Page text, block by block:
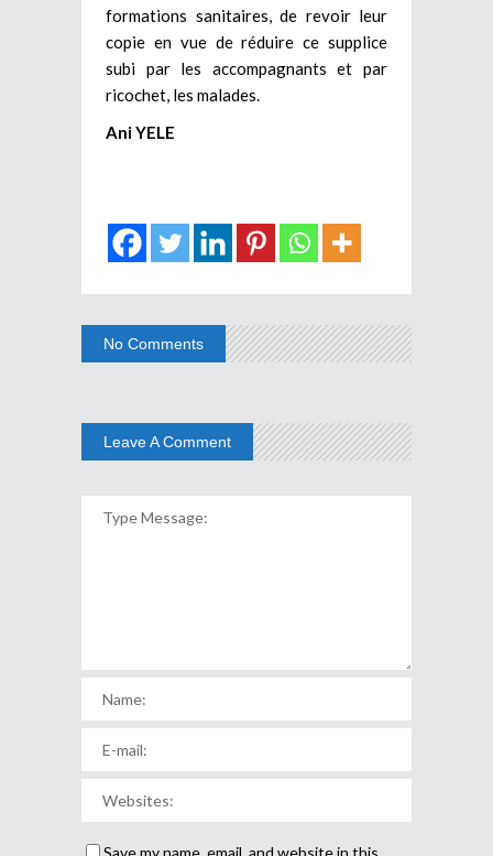
formations sanitaires, de revoir leur
copie en vue de réduire ce supplice
subi par les accompagnants et par
ricochet, les malades.
Ani YELE
No Comments
Leave A Comment
Save my name, email, and website in this